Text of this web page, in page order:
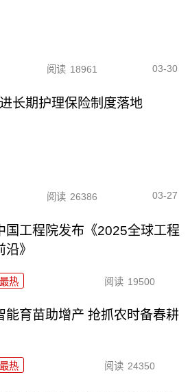
阅读 18961 03-30
长期护理保险制度落地
阅读 26386 03-27
国工程院发布《2025全球工程
沿》
最热 阅读 19500
能育苗助增产 抢抓农时备春耕
最热 阅读 24350